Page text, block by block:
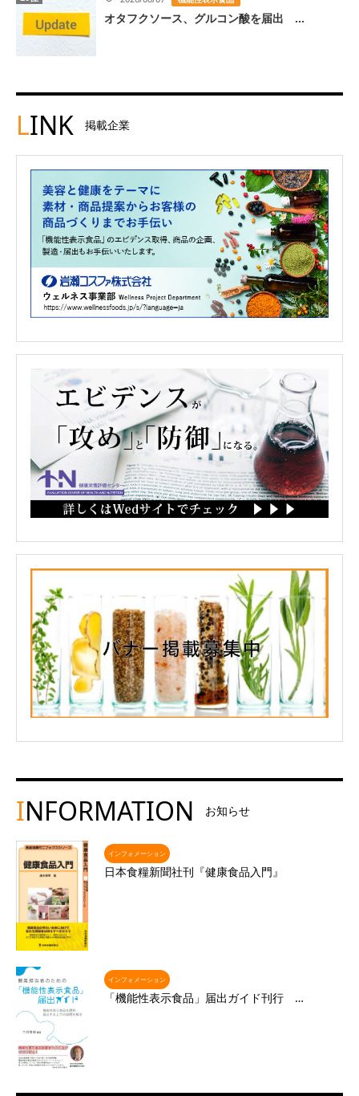
オタフクソース、グルコン酸を届出 ...
LINK 掲載企業
INFORMATION お知らせ
インフォメーション
日本食糧新聞社刊『健康食品入門』
インフォメーション
「機能性表示食品」届出ガイド刊行 …